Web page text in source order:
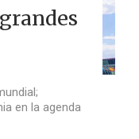
en la agenda